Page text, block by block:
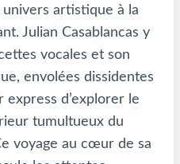
artistique à la
Julian Casablancas y
vocales et son
envolées dissidentes
d’explorer le
tumultueux du
voyage au cœur de sa